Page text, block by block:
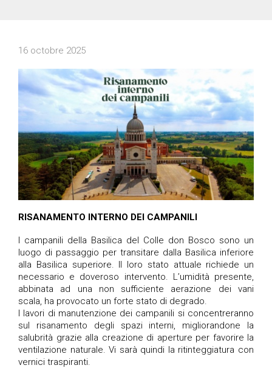
16 octobre 2025
RISANAMENTO INTERNO DEI CAMPANILI
I campanili della Basilica del Colle don Bosco sono un
luogo di passaggio per transitare dalla Basilica inferiore
alla Basilica superiore. Il loro stato attuale richiede un
necessario e doveroso intervento. L’umidità presente
abbinata ad una non sufficiente aerazione dei vani
scala ha provocato un forte stato di degrado.
I lavori di manutenzione dei campanili si concentreranno
sul risanamento degli spazi interni, migliorandone la
salubrità grazie alla creazione di aperture per favorire la
ventilazione naturale. Vi sarà quindi la ritinteggiatura con
vernici traspiranti.